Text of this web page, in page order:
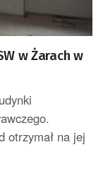
w Żarach w
otrzymał na jej